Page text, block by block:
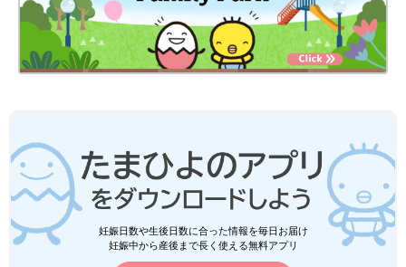
妊娠日数や生後日数に合った情報を毎日お届け
妊娠中から産後まで長く使える無料アプリ